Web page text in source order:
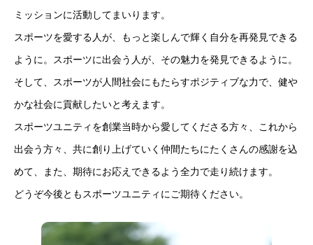
ミッションに活動してまいります。
スポーツを愛する人が、もっと楽しんで輝く自分を再発見できる
ように。スポーツに出会う人が、その魅力を発見できるように。
そして、スポーツが人間社会にもたらすポジティブな力で、健や
かな社会に貢献したいと考えます。
スポーツユニティを創業当時から愛してくださる方々、これから
出会う方々、共に創り上げていく仲間たちにたくさんの感謝を込
めて、また、期待にお応えできるよう全力で走り続けます。
どうぞ今後ともスポーツユニティにご期待ください。